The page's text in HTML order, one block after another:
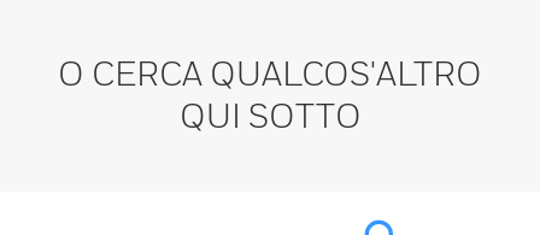
O CERCA QUALCOS'ALTRO
QUI SOTTO